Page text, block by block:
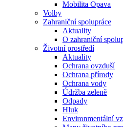
Mobilita Opava
Volby
Zahraniční spolupráce
Aktuality
O zahraniční
Životní prostředí
Aktuality
Ochrana ovzduší
Ochrana přírody
Ochrana vody
Údržba zeleně
Odpady
Hluk
Environmentální